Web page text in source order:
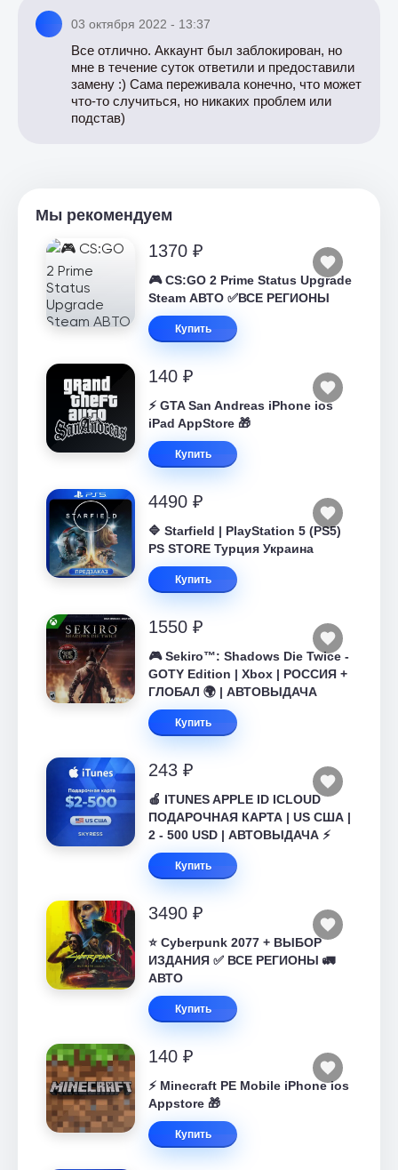
03 октября 2022 - 13:37
Все отлично. Аккаунт был заблокирован, но
мне в течение суток ответили и предоставили
замену :) Сама переживала конечно, что может
что-то случиться, но никаких проблем или
подстав)
Мы рекомендуем
1370 ₽
🎮 CS:GO 2 Prime Status Upgrade
Steam АВТО ✅ВСЕ РЕГИОНЫ
Купить
140 ₽
⚡️ GTA San Andreas iPhone ios
iPad AppStore 🎁
Купить
4490 ₽
🔷 Starfield | PlayStation 5 (PS5)
PS STORE Турция Украина
Купить
1550 ₽
🎮 Sekiro™: Shadows Die Twice -
GOTY Edition | Xbox | РОССИЯ +
ГЛОБАЛ 🌍 | АВТОВЫДАЧА
Купить
243 ₽
🍎 ITUNES APPLE ID ICLOUD
ПОДАРОЧНАЯ КАРТА | US США |
2 - 500 USD | АВТОВЫДАЧА ⚡️
Купить
3490 ₽
⭐ Cyberpunk 2077 + ВЫБОР
ИЗДАНИЯ ✅ ВСЕ РЕГИОНЫ 🚛
АВТО
Купить
140 ₽
⚡️ Minecraft PE Mobile iPhone ios
Appstore 🎁
Купить